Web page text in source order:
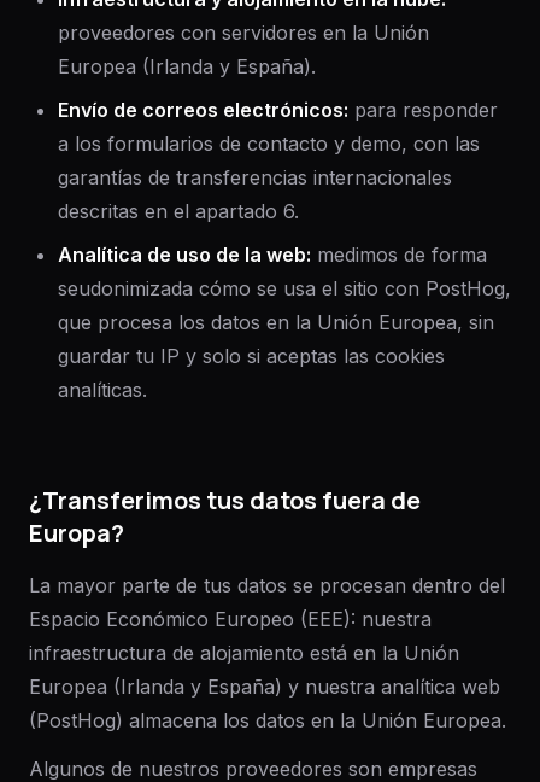
proveedores con servidores en la Unión
Europea (Irlanda y España).
Envío de correos electrónicos: para responder
a los formularios de contacto y demo, con las
garantías de transferencias internacionales
descritas en el apartado 6.
Analítica de uso de la web: medimos de forma
seudonimizada cómo se usa el sitio con PostHog,
que procesa los datos en la Unión Europea, sin
guardar tu IP y solo si aceptas las cookies
analíticas.
¿Transferimos tus datos fuera de
Europa?
La mayor parte de tus datos se procesan dentro del
Espacio Económico Europeo (EEE): nuestra
infraestructura de alojamiento está en la Unión
Europea (Irlanda y España) y nuestra analítica web
(PostHog) almacena los datos en la Unión Europea.
Algunos de nuestros proveedores son empresas